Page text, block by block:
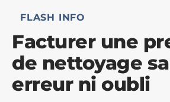
FLASH INFO
Facturer une
de nettoyage
erreur ni oubli